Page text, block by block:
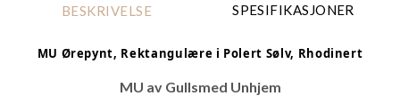
BESKRIVELSE SPESIFIKASJONER
MU Ørepynt, Rektangulære i Polert Sølv, Rhodinert
MU av Gullsmed Unhjem